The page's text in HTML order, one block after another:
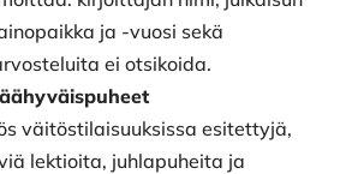
ja -vuosi sekä
ei ot­sikoida.
väitöstilaisuuksissa esitettyjä,
lektioita, juhlapuheita ja